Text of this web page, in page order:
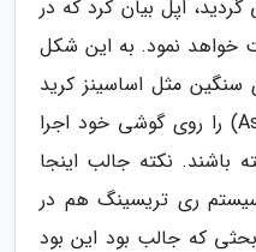
آیفون 15 معرفی گردید، اپل بیان کرد که در
خواهد نمود. به این شکل
سنگین مثل اساسینز کرید
میراژ (Assassins Creed Mirage) را روی گوشی خود اجرا
باشند. نکته جالب اینجا
ری تریسینگ هم در
بحثی که جالب بود این بود